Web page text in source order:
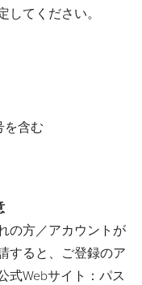
てください。
を含む
の方／アカウントが
すると、ご登録のア
式Webサイト：パス